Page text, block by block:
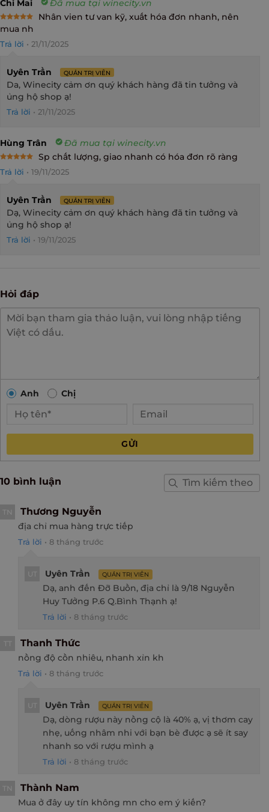
Chi Mai Đã mua tại winecity.vn
Rated 5
out of 5
Nhân vien tư van kỹ, xuất hóa đơn nhanh, nên
mua nh
Trả lời • 21/11/2025
Uyên Trần QUẢN TRỊ VIÊN
Da, Winecity cảm ơn quý khách hàng đã tin tưởng và
ủng hộ shop ạ!
Trả lời • 21/11/2025
Hùng Trân Đã mua tại winecity.vn
out of 5
Sp chất lượng, giao nhanh có hóa đơn rõ ràng
Trả lời • 19/11/2025
Uyên Trần QUẢN TRỊ VIÊN
Dạ, Winecity cảm ơn quý khách hàng đã tin tưởng và
ủng hộ shop ạ!
Trả lời • 19/11/2025
Hỏi đáp
Anh Chị
GỬI
10 bình luận
TN Thương Nguyễn
địa chỉ mua hàng trực tiếp
Trả lời • 8 tháng trước
UT Uyên Trần QUẢN TRỊ VIÊN
Dạ, anh đến Đỡ Buồn, địa chỉ là 9/18 Nguyễn
Huy Tưởng P.6 Q.Bình Thạnh ạ!
Trả lời • 8 tháng trước
TT Thanh Thức
nồng độ cồn nhiêu, nhanh xỉn kh
Trả lời • 8 tháng trước
UT Uyên Trần QUẢN TRỊ VIÊN
Dạ, dòng rượu này nồng cộ là 40% ạ, vị thơm cay
nhẹ, uống nhâm nhi với bạn bè được ạ sẽ ít say
nhanh so với rượu mình ạ
Trả lời • 8 tháng trước
TN Thành Nam
Mua ở đây uy tín không mn cho em ý kiến?